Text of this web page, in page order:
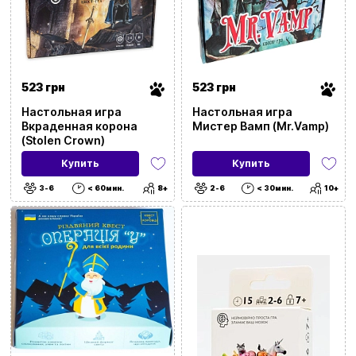
Тип
Для событий и локаций
С чем
Для развития
Город
Применить фильтры
523 грн
Настольная игра
Вкраденная корона
(Stolen Crown)
Купить
3-6 < 60мин. 8+
523 грн
Настольная игра
Мистер Вамп (Mr.Vamp)
Купить
2-6 < 30мин. 10+